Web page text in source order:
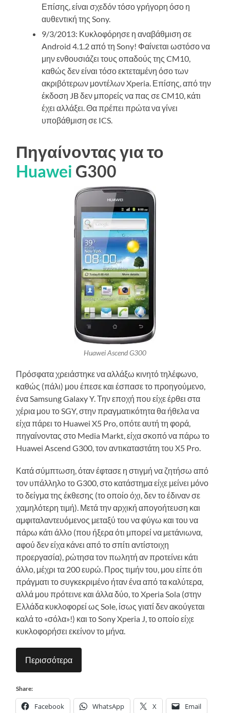
Επίσης, είναι σχεδόν τόσο γρήγορη όσο η
αυθεντική της Sony.
9/3/2013: Κυκλοφόρησε η αναβάθμιση σε
Android 4.1.2 από τη Sony! Φαίνεται ωστόσο να
μην ενθουσιάζει τους οπαδούς της CM10,
καθώς δεν είναι τόσο εκτεταμένη όσο των
ακριβότερων μοντέλων Xperia. Επίσης, από την
έκδοση JB δεν μπορείς να πας σε CM10, κάτι
έχει αλλάξει. Θα πρέπει πρώτα να γίνει
υποβάθμιση σε ICS.
Πηγαίνοντας για το
Huawei G300
Huawei Ascend G300
Πρόσφατα χρειάστηκε να αλλάξω κινητό τηλέφωνο,
καθώς (πάλι) μου έπεσε και έσπασε το προηγούμενο,
ένα Samsung Galaxy Y. Την εποχή που είχε έρθει στα
χέρια μου το SGY, στην πραγματικότητα θα ήθελα να
είχα πάρει το Huawei X5 Pro, οπότε αυτή τη φορά,
πηγαίνοντας στο Media Markt, είχα σκοπό να πάρω το
Huawei Ascend G300, τον αντικαταστάτη του X5 Pro.
Κατά σύμπτωση, όταν έφτασε η στιγμή να ζητήσω από
τον υπάλληλο το G300, στο κατάστημα είχε μείνει μόνο
το δείγμα της έκθεσης (το οποίο όχι, δεν το έδιναν σε
χαμηλότερη τιμή). Μετά την αρχική απογοήτευση και
αμφιταλαντευόμενος μεταξύ του να φύγω και του να
πάρω κάτι άλλο (που ήξερα ότι μπορεί να μετάνιωνα,
αφού δεν είχα κάνει από το σπίτι αντίστοιχη
προεργασία), ρώτησα τον πωλητή αν προτείνει κάτι
άλλο, μέχρι τα 200 ευρώ. Προς τιμήν του, μου είπε ότι
πράγματι το συγκεκριμένο ήταν ένα από τα καλύτερα,
αλλά μου πρότεινε και άλλα δύο, το Xperia Sola (στην
Ελλάδα κυκλοφορεί ως Sole, ίσως γιατί δεν ακούγεται
καλά το «σόλα»!) και το Sony Xperia J, το οποίο είχε
κυκλοφορήσει εκείνον το μήνα.
Περισσότερα
Share:
Facebook WhatsApp X Email